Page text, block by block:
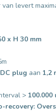
levert
x H 30 mm
plug aan 1,2
> 100.000
recovery: